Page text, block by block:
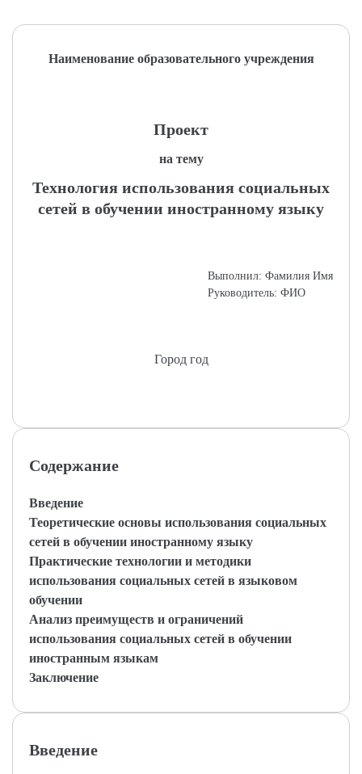
Наименование образовательного учреждения
Проект
на тему
Технология использования социальных
сетей в обучении иностранному языку
Выполнил: Фамилия Имя
Руководитель: ФИО
Город год
Содержание
Введение
Теоретические основы использования социальных
сетей в обучении иностранному языку
Практические технологии и методики
использования социальных сетей в языковом
обучении
Анализ преимуществ и ограничений
использования социальных сетей в обучении
иностранным языкам
Заключение
Введение